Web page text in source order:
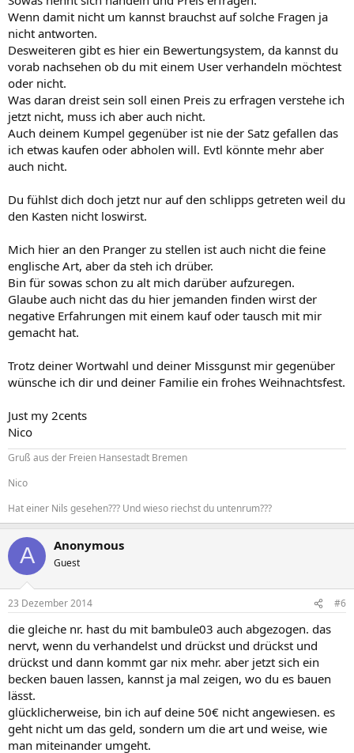
Wenn damit nicht um kannst brauchst auf solche Fragen ja
nicht antworten.
Desweiteren gibt es hier ein Bewertungsystem, da kannst du
vorab nachsehen ob du mit einem User verhandeln möchtest
oder nicht.
Was daran dreist sein soll einen Preis zu erfragen verstehe ich
jetzt nicht, muss ich aber auch nicht.
Auch deinem Kumpel gegenüber ist nie der Satz gefallen das
ich etwas kaufen oder abholen will. Evtl könnte mehr aber
auch nicht.
Du fühlst dich doch jetzt nur auf den schlipps getreten weil du
den Kasten nicht loswirst.
Mich hier an den Pranger zu stellen ist auch nicht die feine
englische Art, aber da steh ich drüber.
Bin für sowas schon zu alt mich darüber aufzuregen.
Glaube auch nicht das du hier jemanden finden wirst der
negative Erfahrungen mit einem kauf oder tausch mit mir
gemacht hat.
Trotz deiner Wortwahl und deiner Missgunst mir gegenüber
wünsche ich dir und deiner Familie ein frohes Weihnachtsfest.
Just my 2cents
Nico
Gruß aus der Freien Hansestadt Bremen
Nico
Hat einer Nils gesehen??? Und wieso riechst du untenrum???
A Anonymous
Guest
23 Dezember 2014 #6
die gleiche nr. hast du mit bambule03 auch abgezogen. das
nervt, wenn du verhandelst und drückst und drückst und
drückst und dann kommt gar nix mehr. aber jetzt sich ein
becken bauen lassen, kannst ja mal zeigen, wo du es bauen
lässt.
glücklicherweise, bin ich auf deine 50€ nicht angewiesen. es
geht nicht um das geld, sondern um die art und weise, wie
man miteinander umgeht.